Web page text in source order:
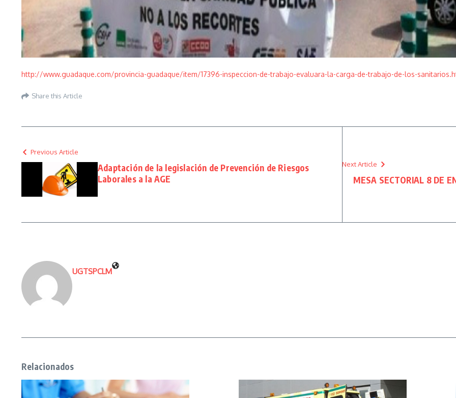
http://www.guadaque.com/provincia-guadaque/item/17396-inspeccion-de-trabajo-evaluara-la-carga-de-trabajo-de-los-
Share this Article
Previous Article
Adaptación de la legislación de Prevención de Riesgos
Laborales a la AGE
Next Article
MESA SECTORIAL 8 DE
UGTSPCLM
Relacionados